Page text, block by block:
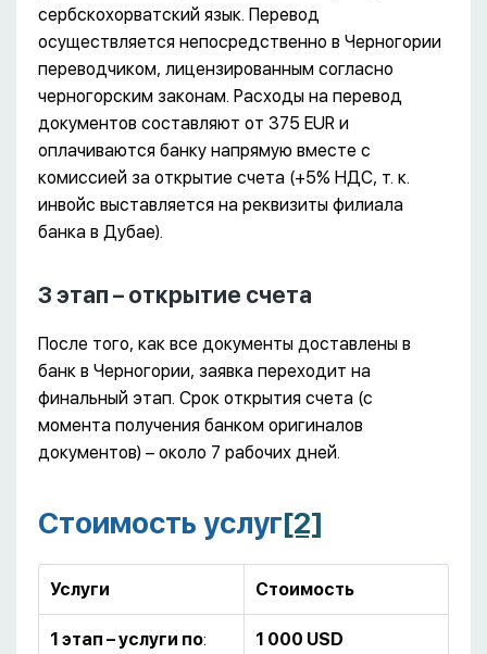
сербскохорватский язык. Перевод
осуществляется непосредственно в Черногории
переводчиком, лицензированным согласно
черногорским законам. Расходы на перевод
документов составляют от 375 EUR и
оплачиваются банку напрямую вместе с
комиссией за открытие счета (+5% НДС, т. к.
инвойс выставляется на реквизиты филиала
банка в Дубае).
3 этап – открытие счета
После того, как все документы доставлены в
банк в Черногории, заявка переходит на
финальный этап. Срок открытия счета (с
момента получения банком оригиналов
документов) – около 7 рабочих дней.
Стоимость услуг[2]
Услуги Стоимость
1 этап – услуги по:
1 000 USD